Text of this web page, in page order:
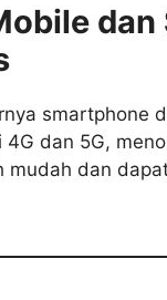
dan
smartphone
4G dan 5G,
mudah dan